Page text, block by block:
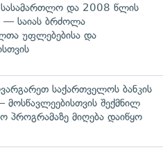
სასამართლო და 2008 წლის
— საიას ბრძოლა
უფლებებისა და
საქართველოს ბანკის
მოსწავლეებისთვის შექმნილ
პროგრამაზე მიღება დაიწყო